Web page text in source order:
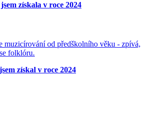
získala v roce 2024
muzicírování od předškolního věku - zpívá,
folklóru.
získal v roce 2024